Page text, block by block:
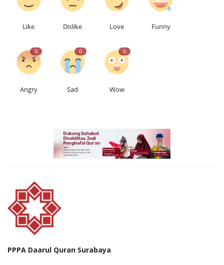
Like Dislike Love Funny
0
Angry
0
Sad
0
Wow
PPPA Daarul Quran Surabaya